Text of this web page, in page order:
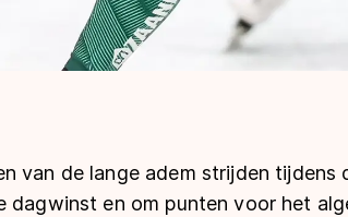
van de lange adem strijden tijdens
dagwinst en om punten voor het